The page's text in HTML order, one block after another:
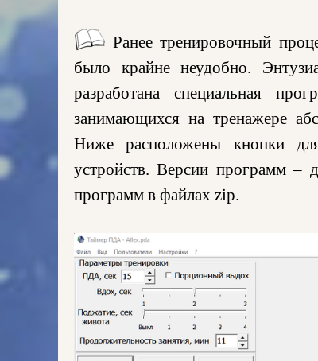
Ранее тренировочный
было крайне неудобно.
разработана специальная
занимающихся на тренажере
Ниже расположены кнопки
устройств. Версии программ –
программ в файлах zip.